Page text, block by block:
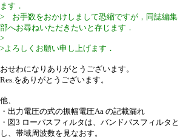
ます．
> お手数をおかけしまして恐縮ですが，同誌編集
部へお尋ねいただきたいと存じます．
>
>よろしくお願い申し上げます．
おせわになりありがとうございます。
Res.をありがとうございます。
他、
・出力電圧の式の振幅電圧Aa の記載漏れ
・図3 ローパスフィルタは、バンドバスフィルタと
し、帯域周波数を見なおす。